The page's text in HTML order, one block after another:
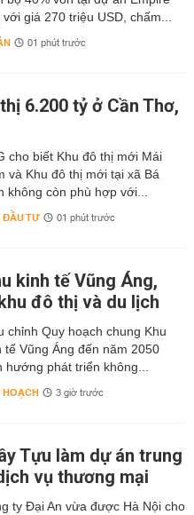
với giá 270 triệu USD, chấm...
01 phút trước
6.200 tỷ ở Cần Thơ,
cho biết Khu đô thị mới Mái
và Khu đô thị mới tại xã Bá
không còn phù hợp với...
ĐẦU TƯ 01 phút trước
kinh tế Vũng Áng,
đô thị và du lịch
chỉnh Quy hoạch chung Khu
tế Vũng Áng đến năm 2050
hướng phát triển không...
3 giờ trước
Tựu làm dự án trung
vụ thương mại
ty Đại An vừa được Hà Nội cho